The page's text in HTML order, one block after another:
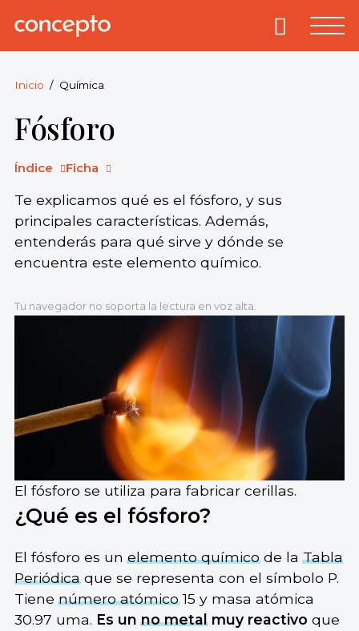
Concepto.
derechos
reservados.
Primary
Inicio Química
Fósforo
Índice Ficha
Te explicamos qué es el fósforo, y sus
principales características. Además,
entenderás para qué sirve y dónde se
encuentra este elemento químico.
Tu navegador no soporta la lectura en voz alta.
El fósforo se utiliza para fabricar cerillas.
¿Qué es el fósforo?
El fósforo es unelemento químicode laTabla
Periódicaque se representa con el símbolo P.
Tienenúmero atómico15 y masa atómica
30.97 uma. Es unno metalmuy reactivo que